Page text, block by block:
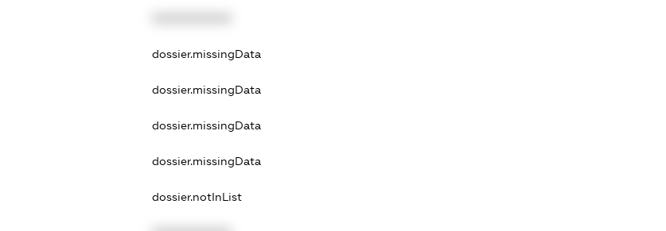
dossier.missingData
dossier.missingData
dossier.missingData
dossier.missingData
dossier.notInList